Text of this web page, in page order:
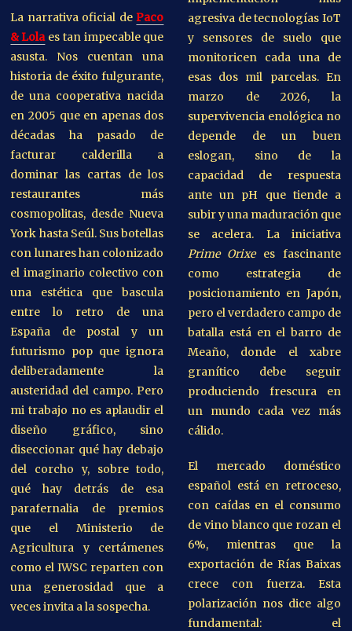
La narrativa oficial dePaco
& Lolaes tan impecable que
asusta. Nos cuentan una
historia de éxito fulgurante,
de una cooperativa nacida
en 2005 que en apenas dos
décadas ha pasado de
facturar calderilla a
dominar las cartas de los
restaurantes más
cosmopolitas, desde Nueva
York hasta Seúl. Sus botellas
con lunares han colonizado
el imaginario colectivo con
una estética que bascula
entre lo retro de una
España de postal y un
futurismo pop que ignora
deliberadamente la
austeridad del campo. Pero
mi trabajo no es aplaudir el
diseño gráfico, sino
diseccionar qué hay debajo
del corcho y, sobre todo,
qué hay detrás de esa
parafernalia de premios
que el Ministerio de
Agricultura y certámenes
como el IWSC reparten con
una generosidad que a
veces invita a la sospecha.
agresiva de tecnologías IoT
y sensores de suelo que
monitoricen cada una de
esas dos mil parcelas. En
marzo de 2026, la
supervivencia enológica no
depende de un buen
eslogan, sino de la
capacidad de respuesta
ante un pH que tiende a
subir y una maduración que
se acelera. La iniciativa
Prime Orixees fascinante
como estrategia de
posicionamiento en Japón,
pero el verdadero campo de
batalla está en el barro de
Meaño, donde el xabre
granítico debe seguir
produciendo frescura en
un mundo cada vez más
cálido.
El mercado doméstico
español está en retroceso,
con caídas en el consumo
de vino blanco que rozan el
6%, mientras que la
exportación de Rías Baixas
crece con fuerza. Esta
polarización nos dice algo
fundamental: el